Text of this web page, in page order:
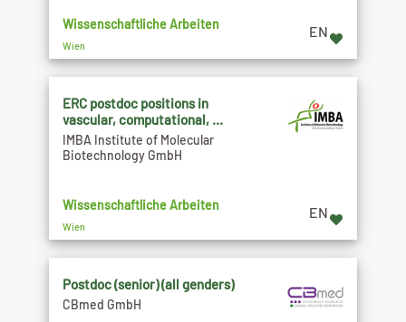
Wissenschaftliche Arbeiten
Wien
EN
ERC postdoc positions in
vascular, computational, ...
IMBA Institute of Molecular
Biotechnology GmbH
Wissenschaftliche Arbeiten
Wien
EN
Postdoc (senior) (all genders)
CBmed GmbH